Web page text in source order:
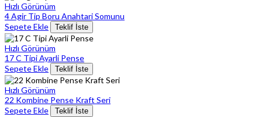
Hızlı Görünüm
4 Agir Tip Boru Anahtari Somunu
Sepete Ekle
Teklif İste
Hızlı Görünüm
17 C Tipi Ayarli Pense
Sepete Ekle
Teklif İste
Hızlı Görünüm
22 Kombine Pense Kraft Seri
Sepete Ekle
Teklif İste